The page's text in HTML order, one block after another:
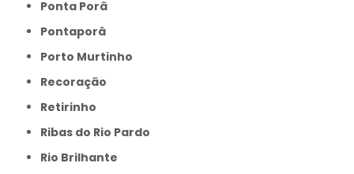
Ponta Porã
Pontaporâ
Porto Murtinho
Recoração
Retirinho
Ribas do Rio Pardo
Rio Brilhante